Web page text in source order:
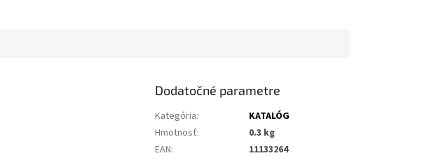
Dodatočné parametre
Kategória:
KATALÓG
Hmotnosť:
0.3 kg
EAN:
11133264